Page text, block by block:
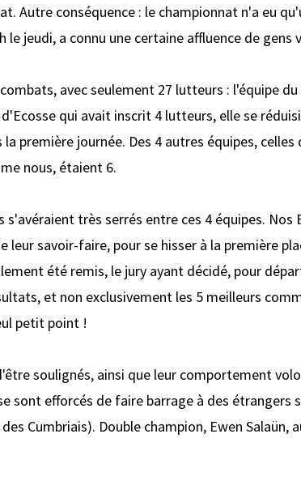
Autre conséquence : le championnat n'a eu
jeudi, a connu une certaine affluence de gens
avec seulement 27 lutteurs : l'équipe
qui avait inscrit 4 lutteurs, elle se
première journée. Des 4 autres équipes, celles
nous, étaient 6.
très serrés entre ces 4 équipes.
savoir-faire, pour se hisser à la première
été remis, le jury ayant décidé, pour
et non exclusivement les 5 meilleurs
petit point !
soulignés, ainsi que leur comportement
sont efforcés de faire barrage à des étrangers
Cumbriais). Double champion, Ewen Salaün,